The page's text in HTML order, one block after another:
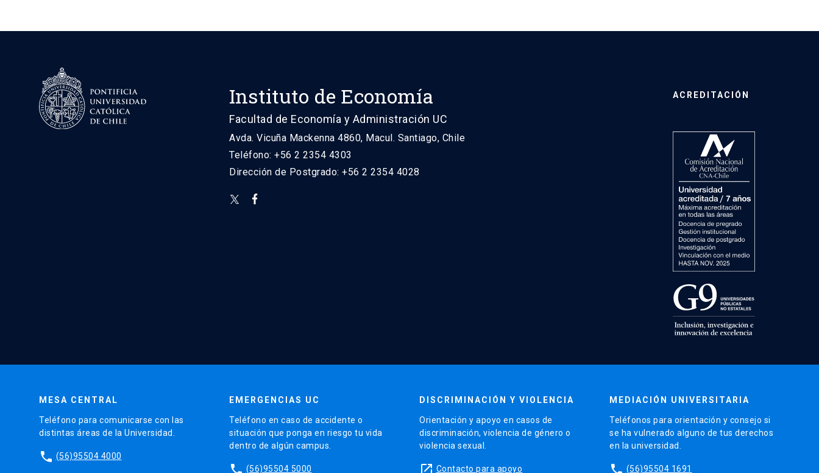
Instituto de Economía
Facultad de Economía y Administración UC
Avda. Vicuña Mackenna 4860, Macul. Santiago, Chile
Teléfono: +56 2 2354 4303
Dirección de Postgrado: +56 2 2354 4028
ACREDITACIÓN
MESA CENTRAL
Teléfono para comunicarse con las
distintas áreas de la Universidad.
phone (56)95504 4000
EMERGENCIAS UC
Teléfono en caso de accidente o
situación que ponga en riesgo tu vida
dentro de algún campus.
phone (56)95504 5000
DISCRIMINACIÓN Y VIOLENCIA
Orientación y apoyo en casos de
discriminación, violencia de género o
violencia sexual.
launch Contacto para apoyo
MEDIACIÓN UNIVERSITARIA
Teléfonos para orientación y consejo si
se ha vulnerado alguno de tus derechos
en la universidad.
phone (56)95504 1691